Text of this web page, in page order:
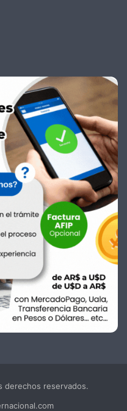
derechos reservados.